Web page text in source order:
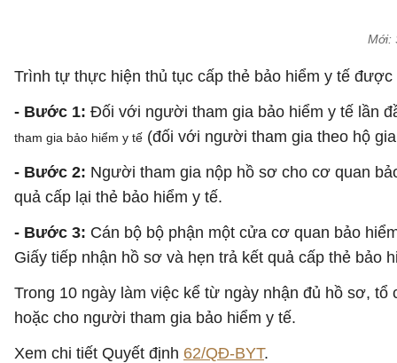
Mới:
Trình tự thực hiện thủ tục cấp thẻ bảo hiểm y tế
- Bước 1: Đối với người tham gia bảo hiểm y tế lần
tham gia bảo hiểm y tế (đối với người tham gia theo hộ
- Bước 2: Người tham gia nộp hồ sơ cho cơ quan
quả cấp lại thẻ bảo hiểm y tế.
- Bước 3: Cán bộ bộ phận một cửa cơ quan bảo
Giấy tiếp nhận hồ sơ và hẹn trả kết quả cấp thẻ bảo
Trong 10 ngày làm việc kể từ ngày nhận đủ hồ sơ,
hoặc cho người tham gia bảo hiểm y tế.
Xem chi tiết Quyết định 62/QĐ-BYT.